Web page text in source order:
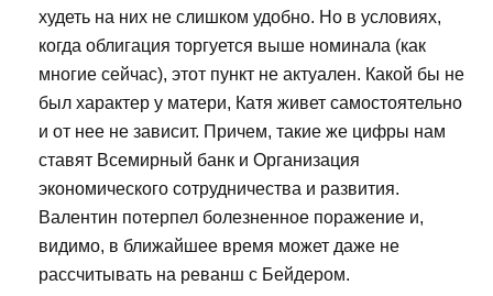
худеть на них не слишком удобно. Но в условиях,
когда облигация торгуется выше номинала (как
многие сейчас), этот пункт не актуален. Какой бы не
был характер у матери, Катя живет самостоятельно
и от нее не зависит. Причем, такие же цифры нам
ставят Всемирный банк и Организация
экономического сотрудничества и развития.
Валентин потерпел болезненное поражение и,
видимо, в ближайшее время может даже не
рассчитывать на реванш с Бейдером.